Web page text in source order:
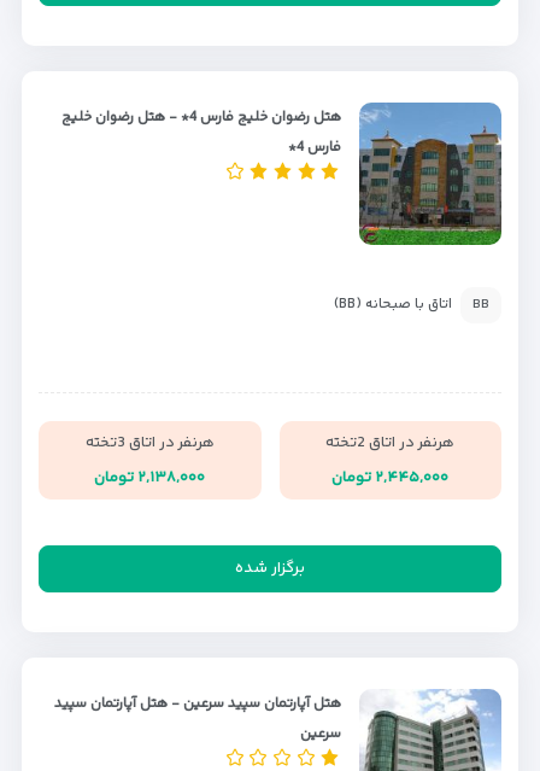
هتل رضوان خلیج فارس 4* - هتل رضوان خلیج
فارس 4*
BB اتاق با صبحانه (BB)
هرنفر در اتاق 2تخته
۲,۴۴۵,۰۰۰ تومان
هرنفر در اتاق 3تخته
۲,۱۳۸,۰۰۰ تومان
برگزار شده
هتل آپارتمان سپید سرعین - هتل آپارتمان سپید
سرعین